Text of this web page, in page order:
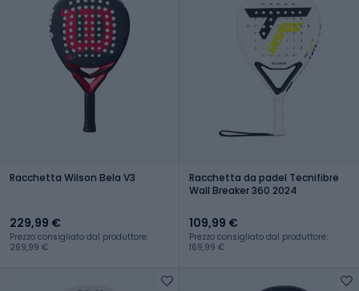
Racchetta Wilson Bela V3
229,99 €
Prezzo consigliato dal produttore:
269,99 €
Racchetta da padel Tecnifibre
Wall Breaker 360 2024
109,99 €
Prezzo consigliato dal produttore:
169,99 €